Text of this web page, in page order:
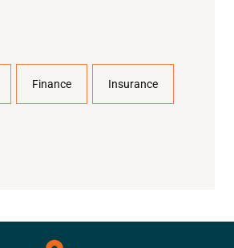
Finance Insurance